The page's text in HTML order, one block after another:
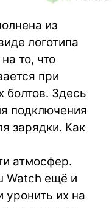
из
логотипа
то, что
при
болтов. Здесь
подключения
зарядки. Как
атмосфер.
Watch ещё и
их на